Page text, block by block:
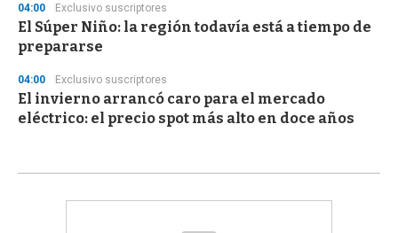
04:00 Exclusivo suscriptores
El Súper Niño: la región todavía está a tiempo de
prepararse
04:00 Exclusivo suscriptores
El invierno arrancó caro para el mercado
eléctrico: el precio spot más alto en doce años